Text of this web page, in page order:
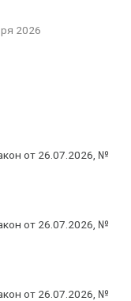
2026
от 26.07.2026, №
от 26.07.2026, №
от 26.07.2026, №